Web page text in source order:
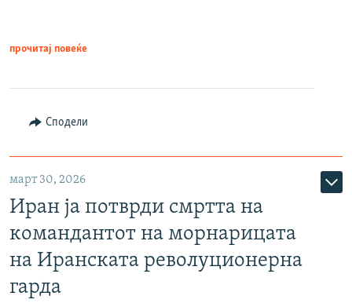
прочитај повеќе
Сподели
март 30, 2026
Иран ја потврди смртта на
командантот на морнарицата
на Иранската револуционерна
гарда